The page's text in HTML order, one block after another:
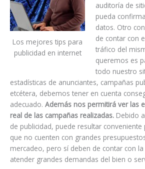
Los mejores tips para
publicidad en internet
auditoría de
pueda
datos. Otro
de contar con
tráfico del
queremos es
todo nuestro
estadísticas de anunciantes, campañas
etcétera, debemos tener en cuenta
adecuado. Además nos permitirá ver las
real de las campañas realizadas. Debido
de publicidad, puede resultar
que no cuenten con grandes
mercadeo, pero sí deben de contar con la
atender grandes demandas del bien o